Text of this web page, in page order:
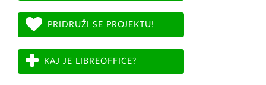
PRIDRUŽI SE PROJEKTU!
KAJ JE LIBREOFFICE?